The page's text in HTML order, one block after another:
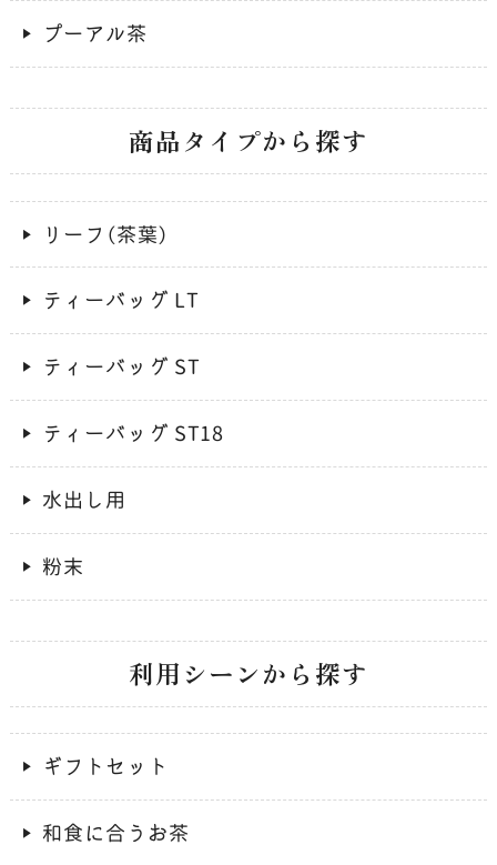
プーアル茶
商品タイプから探す
リーフ（茶葉）
ティーバッグ LT
ティーバッグ ST
ティーバッグ ST18
水出し用
粉末
利用シーンから探す
ギフトセット
和食に合うお茶